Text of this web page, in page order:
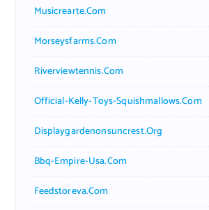
Musicrearte.com
Morseysfarms.com
Riverviewtennis.com
Official-Kelly-Toys-Squishmallows.com
Displaygardenonsuncrest.org
Bbq-Empire-Usa.com
Feedstoreva.com